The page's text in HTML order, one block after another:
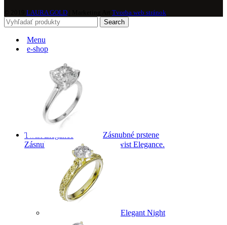
Twist Elegance
Zásnubné prstne z kolekcie Twist Elegance.
LAURA GOLD
Tvorba web stránok
Search
Menu
e-shop
Zásnubné prstene
Elegant Night